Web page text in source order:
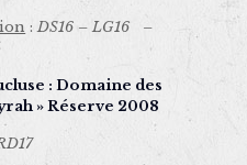
:DS16 – LG16 –
: Domaine des
» Réserve 2008